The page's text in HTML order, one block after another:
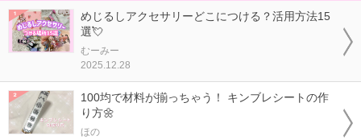
めじるしアクセサリーどこにつける？活用方法15
選💘
むーみー
2025.12.28
100均で材料が揃っちゃう！ キンブレシートの作
り方🌼
ほの